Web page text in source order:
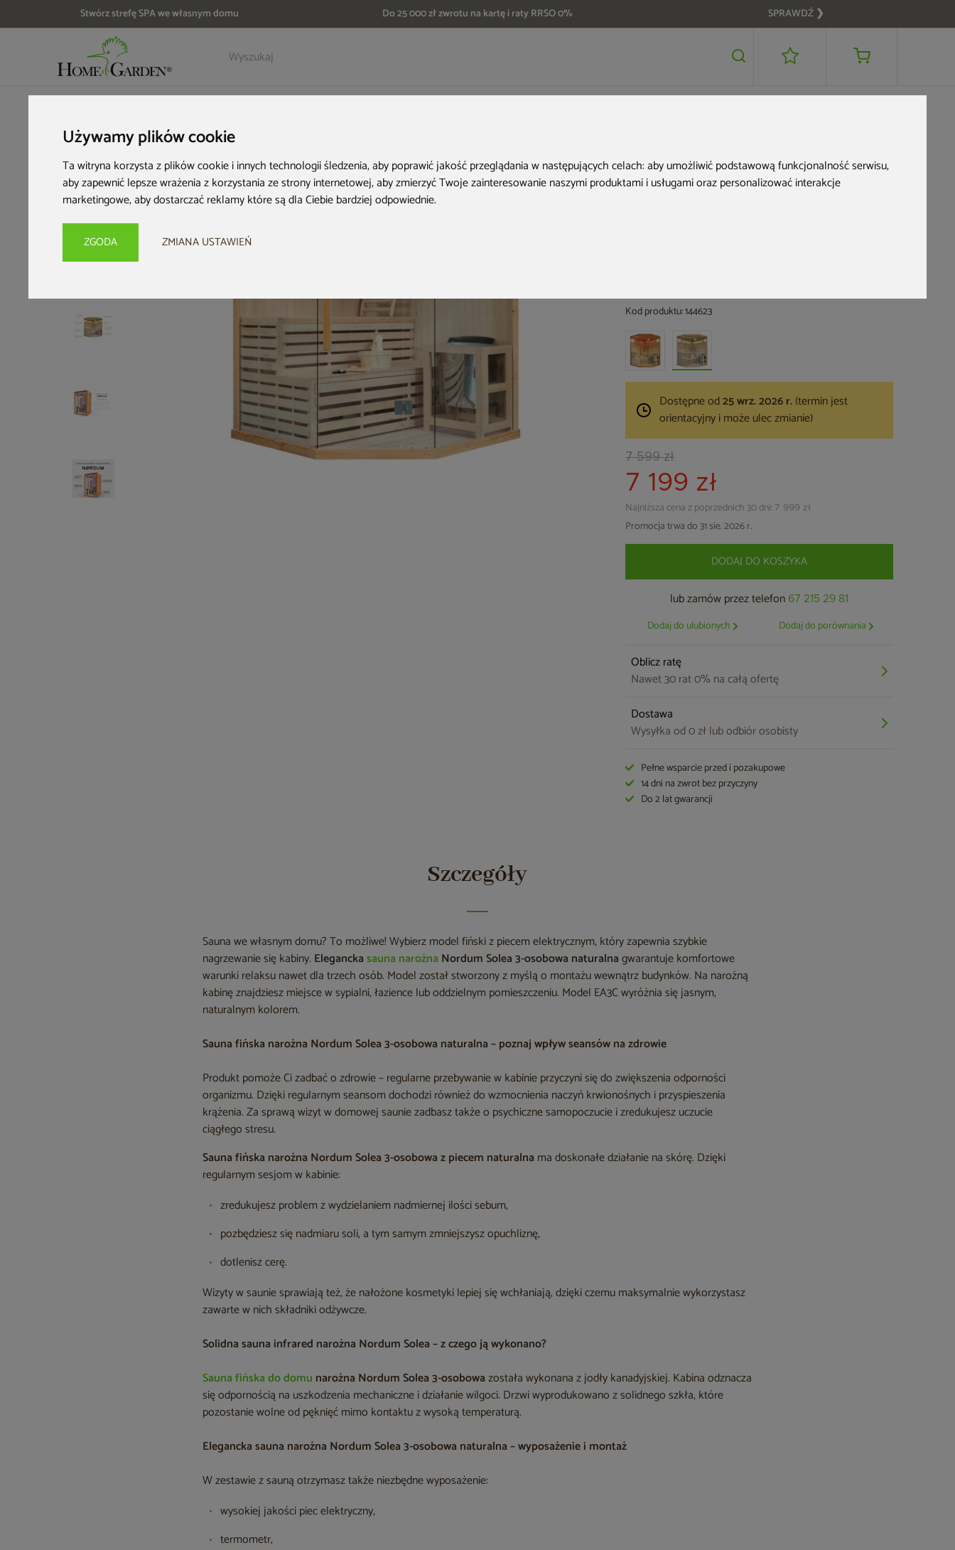
Używamy plików cookie
Ta witryna korzysta z plików cookie i innych technologii śledzenia, aby poprawić jakość przeglądania w następujących celach:aby umożliwić podstawową funkcjonalność serwisu,
aby zapewnić lepsze wrażenia z korzystania ze strony internetowej,aby zmierzyć Twoje zainteresowanie naszymi produktami i usługami oraz personalizować interakcje
marketingowe,aby dostarczać reklamy które są dla Ciebie bardziej odpowiednie.
ZGODA ZMIANA USTAWIEŃ
Stwórz strefę SPA we własnym domu Do 25 000 zł zwrotu na kartę i raty RRSO 0% SPRAWDŹ ❯
Szczegóły Opinie DODAJ DO KOSZYKA
Kod produktu: 144623
Dostępne od25 wrz. 2026 r.(termin jest
orientacyjny i może ulec zmianie)
7 599 zł
7 199 zł
Najniższa cena z poprzednich 30 dni: 7 999 zł
Promocja trwa do 31 sie. 2026 r.
DODAJ DO KOSZYKA
lub zamów przez telefon 67 215 29 81
Dodaj do ulubionych Dodaj do porównania
Oblicz ratę
Nawet 30 rat 0% na całą ofertę
Dostawa
Wysyłka od 0 zł lub odbiór osobisty
Pełne wsparcie przed i pozakupowe
14 dni na zwrot bez przyczyny
Do 2 lat gwarancji
Szczegóły
Sauna we własnym domu? To możliwe! Wybierz model fiński z piecem elektrycznym, który zapewnia szybkie
nagrzewanie się kabiny. Eleganckasauna narożna Nordum Solea 3-osobowa naturalnagwarantuje komfortowe
warunki relaksu nawet dla trzech osób. Model został stworzony z myślą o montażu wewnątrz budynków. Na narożną
kabinę znajdziesz miejsce w sypialni, łazience lub oddzielnym pomieszczeniu. Model EA3C wyróżnia się jasnym,
naturalnym kolorem.
Sauna fińska narożna Nordum Solea 3-osobowa naturalna – poznaj wpływ seansów na zdrowie
Produkt pomoże Ci zadbać o zdrowie – regularne przebywanie w kabinie przyczyni się do zwiększenia odporności
organizmu. Dzięki regularnym seansom dochodzi również do wzmocnienia naczyń krwionośnych i przyspieszenia
krążenia. Za sprawą wizyt w domowej saunie zadbasz także o psychiczne samopoczucie i zredukujesz uczucie
ciągłego stresu.
Sauna fińska narożna Nordum Solea 3-osobowa z piecem naturalna ma doskonałe działanie na skórę. Dzięki
regularnym sesjom w kabinie:
zredukujesz problem z wydzielaniem nadmiernej ilości sebum,
pozbędziesz się nadmiaru soli, a tym samym zmniejszysz opuchliznę,
dotlenisz cerę.
Wizyty w saunie sprawiają też, że nałożone kosmetyki lepiej się wchłaniają, dzięki czemu maksymalnie wykorzystasz
zawarte w nich składniki odżywcze.
Solidna sauna infrared narożna Nordum Solea – z czego ją wykonano?
Sauna fińska do domu narożna Nordum Solea 3-osobowazostała wykonana z jodły kanadyjskiej. Kabina odznacza
się odpornością na uszkodzenia mechaniczne i działanie wilgoci. Drzwi wyprodukowano z solidnego szkła, które
pozostanie wolne od pęknięć mimo kontaktu z wysoką temperaturą.
Elegancka sauna narożna Nordum Solea 3-osobowa naturalna – wyposażenie i montaż
W zestawie z sauną otrzymasz także niezbędne wyposażenie:
wysokiej jakości piec elektryczny,
termometr,